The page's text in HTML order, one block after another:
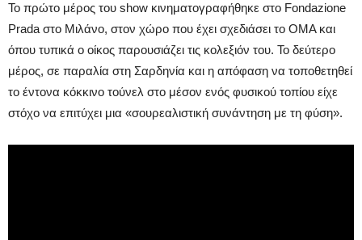
Το πρώτο μέρος του show κινηματογραφήθηκε στο Fondazione
Prada στο Μιλάνο, στον χώρο που έχει σχεδιάσει το OMA και
όπου τυπικά ο οίκος παρουσιάζει τις κολεξιόν του. Το δεύτερο
μέρος, σε παραλία στη Σαρδηνία και η απόφαση να τοποθετηθεί
το έντονα κόκκινο τούνελ στο μέσον ενός φυσικού τοπίου είχε
στόχο να επιτύχει μια «σουρεαλιστική συνάντηση με τη φύση».